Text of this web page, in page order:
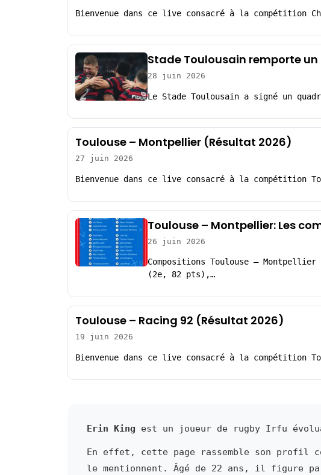
Bienvenue dans ce live consacré à la compétition
Stade Toulousain remporte
28 juin 2026
Le Stade Toulousain a signé un
Toulouse – Montpellier (Résultat 2026)
27 juin 2026
Bienvenue dans ce live consacré à la compétition
Toulouse – Montpellier: Les
26 juin 2026
Compositions Toulouse –
(2e, 82 pts),…
Toulouse – Racing 92 (Résultat 2026)
19 juin 2026
Bienvenue dans ce live consacré à la compétition
Erin King est un joueur de rugby Irfu
En effet, cette page rassemble son profil
le mentionnent. Âgé de 22 ans, il figure